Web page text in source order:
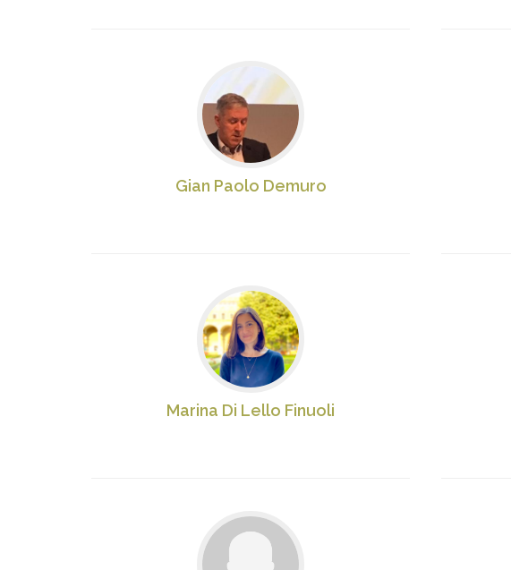
Gian Paolo Demuro
Marina Di Lello Finuoli